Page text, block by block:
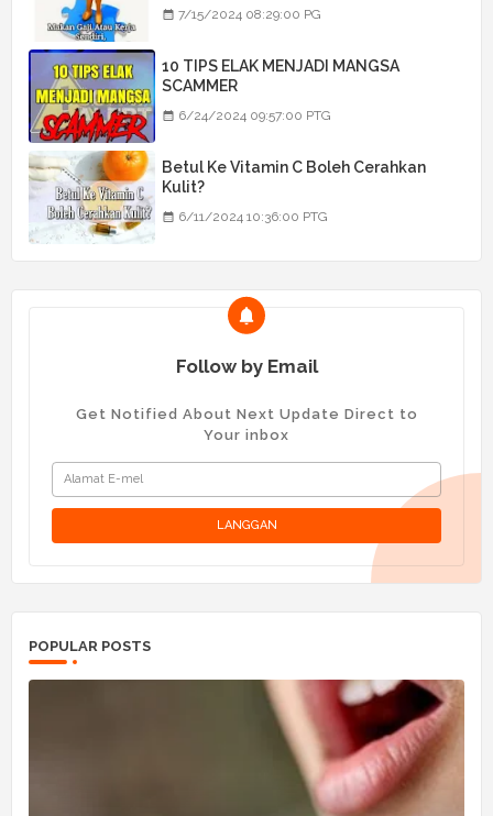
7/15/2024 08:29:00 PG
10 TIPS ELAK MENJADI MANGSA
SCAMMER
6/24/2024 09:57:00 PTG
Betul Ke Vitamin C Boleh Cerahkan
Kulit?
6/11/2024 10:36:00 PTG
Follow by Email
Get Notified About Next Update Direct to
Your inbox
POPULAR POSTS